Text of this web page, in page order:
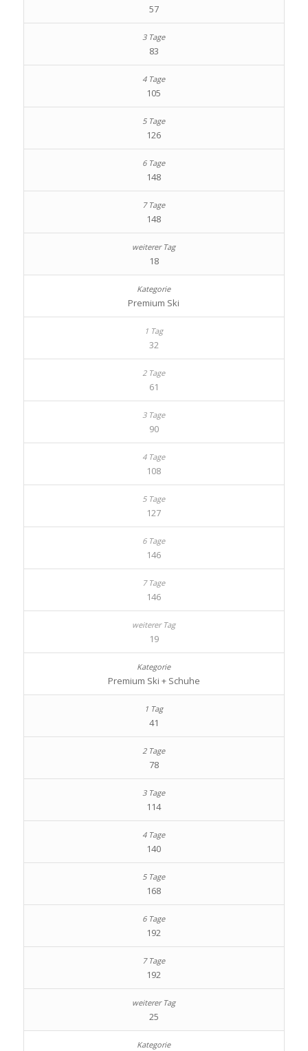
57
83
105
126
148
148
18
Premium Ski
32
61
90
108
127
146
146
19
Premium Ski + Schuhe
41
78
114
140
168
192
192
25